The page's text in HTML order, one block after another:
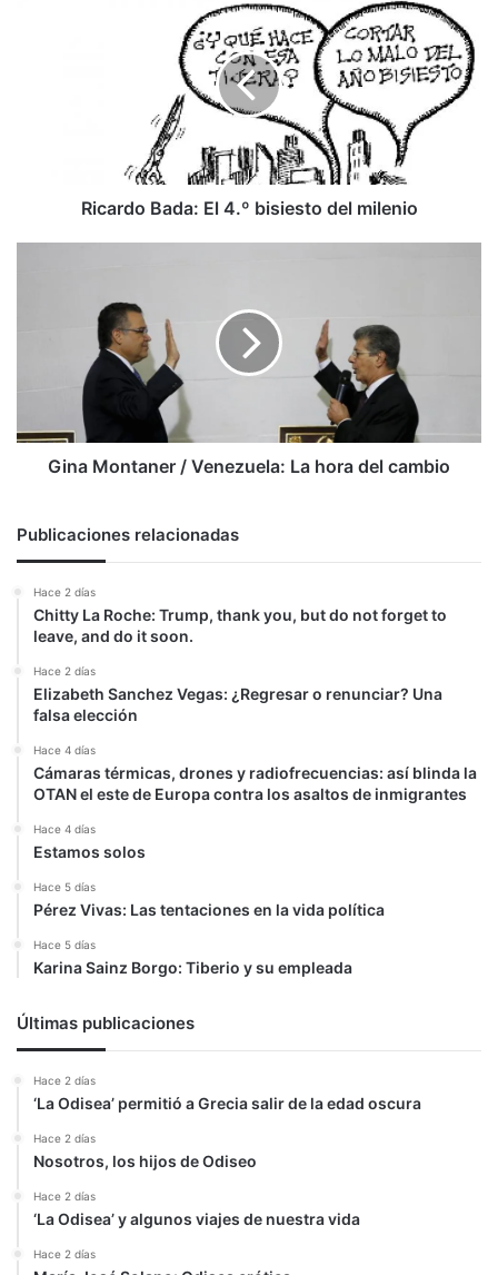
Ricardo Bada: El 4.º bisiesto del milenio
Gina Montaner / Venezuela: La hora del cambio
Publicaciones relacionadas
Hace 2 días
Chitty La Roche: Trump, thank you, but do not forget to
leave, and do it soon.
Hace 2 días
Elizabeth Sanchez Vegas: ¿Regresar o renunciar? Una
falsa elección
Hace 4 días
Cámaras térmicas, drones y radiofrecuencias: así blinda la
OTAN el este de Europa contra los asaltos de inmigrantes
Hace 4 días
Estamos solos
Hace 5 días
Pérez Vivas: Las tentaciones en la vida política
Hace 5 días
Karina Sainz Borgo: Tiberio y su empleada
Últimas publicaciones
Hace 2 días
‘La Odisea’ permitió a Grecia salir de la edad oscura
Hace 2 días
Nosotros, los hijos de Odiseo
Hace 2 días
‘La Odisea’ y algunos viajes de nuestra vida
Hace 2 días